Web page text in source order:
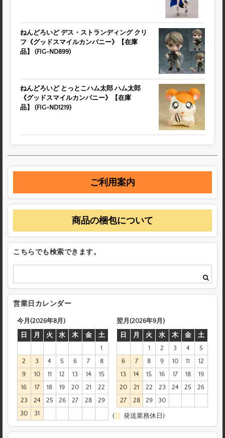
ねんどろいど デス・ストランディング クリ
フ《グッドスマイルカンパニー》【在庫
品】 (FIG-ND899)
ねんどろいど とっとこハム太郎 ハム太郎
《グッドスマイルカンパニー》【在庫
品】 (FIG-ND1219)
ご利用案内
商品の梱包について
こちらでも検索できます。
営業日カレンダー
今月(2026年8月)
日
月 火 水 木 金
土
1
2
3 4 5 6 7
8
9
10 11 12 13 14
15
16
17 18 19 20 21
22
23
24 25 26 27 28
29
30
31
翌月(2026年9月)
日
月 火 水 木 金
土
1
2 3 4
5
6
7 8 9 10 11
12
13
14 15 16 17 18
19
20
21 22 23 24 25
26
27
28 29 30
( 発送業務休日)